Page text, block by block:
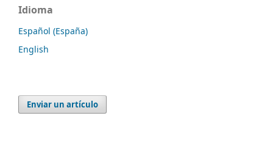
Idioma
Español (España)
English
Enviar un artículo